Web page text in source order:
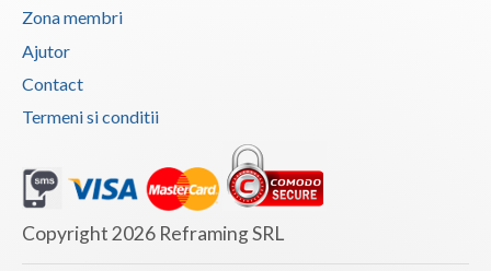
Zona membri
Ajutor
Contact
Termeni si conditii
Copyright 2026 Reframing SRL